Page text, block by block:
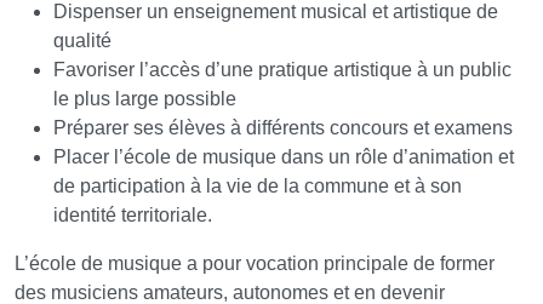
Dispenser un enseignement musical et artistique de
qualité
Favoriser l’accès d’une pratique artistique à un public
le plus large possible
Préparer ses élèves à différents concours et examens
Placer l’école de musique dans un rôle d’animation et
de participation à la vie de la commune et à son
identité territoriale.
L’école de musique a pour vocation principale de former
des musiciens amateurs, autonomes et en devenir